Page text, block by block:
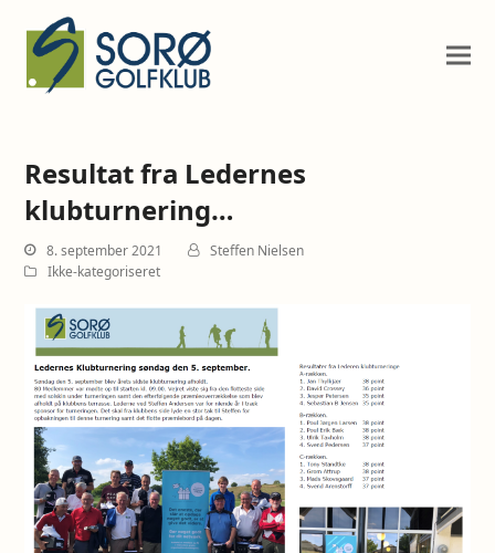
Resultat fra Ledernes
klubturnering…
8. september 2021
Steffen Nielsen
Ikke-kategoriseret